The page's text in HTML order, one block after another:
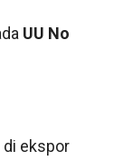
UU No
di ekspor